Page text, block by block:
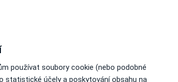
používat soubory cookie (nebo podobné
statistické účely a poskytování obsahu na